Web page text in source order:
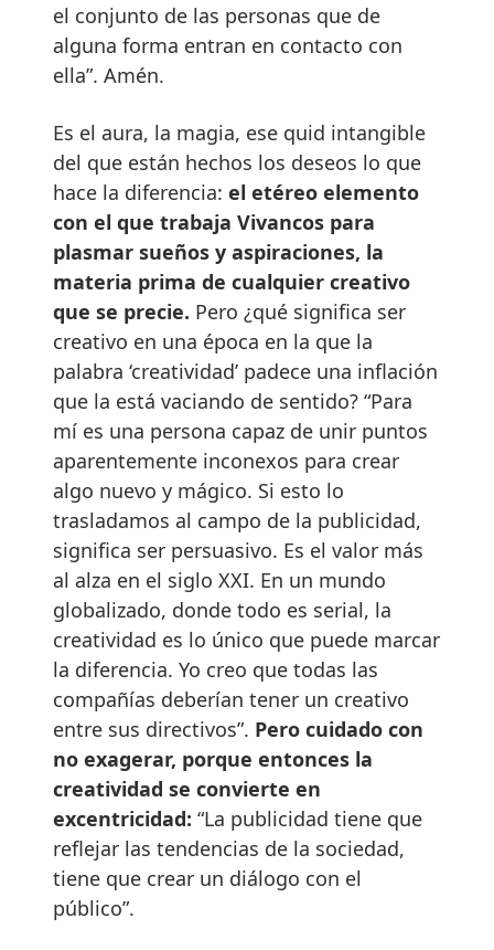
el conjunto de las personas que de
alguna forma entran en contacto con
ella”. Amén.
Es el aura, la magia, ese quid intangible
del que están hechos los deseos lo que
hace la diferencia: el etéreo elemento
con el que trabaja Vivancos para
plasmar sueños y aspiraciones, la
materia prima de cualquier creativo
que se precie. Pero ¿qué significa ser
creativo en una época en la que la
palabra ‘creatividad’ padece una inflación
que la está vaciando de sentido? “Para
mí es una persona capaz de unir puntos
aparentemente inconexos para crear
algo nuevo y mágico. Si esto lo
trasladamos al campo de la publicidad,
significa ser persuasivo. Es el valor más
al alza en el siglo XXI. En un mundo
globalizado, donde todo es serial, la
creatividad es lo único que puede marcar
la diferencia. Yo creo que todas las
compañías deberían tener un creativo
entre sus directivos”. Pero cuidado con
no exagerar, porque entonces la
creatividad se convierte en
excentricidad: “La publicidad tiene que
reflejar las tendencias de la sociedad,
tiene que crear un diálogo con el
público”.